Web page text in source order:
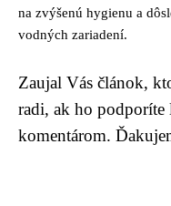
na zvýšenú hygienu a
vodných zariadení.
Zaujal Vás článok,
radi, ak ho
komentárom.